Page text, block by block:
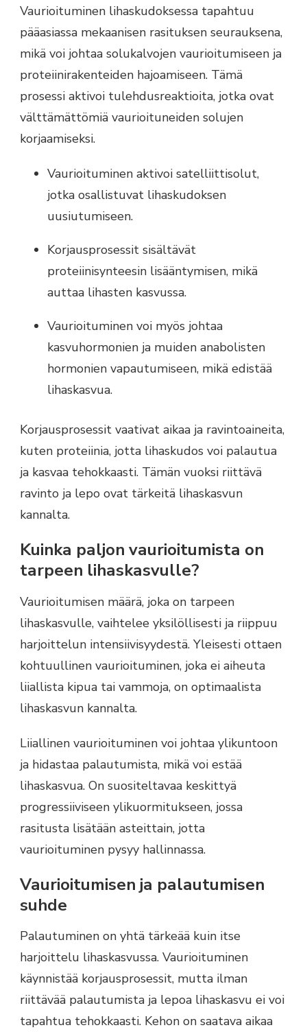
Vaurioituminen lihaskudoksessa tapahtuu
pääasiassa mekaanisen rasituksen seurauksena,
mikä voi johtaa solukalvojen vaurioitumiseen ja
proteiinirakenteiden hajoamiseen. Tämä
prosessi aktivoi tulehdusreaktioita, jotka ovat
välttämättömiä vaurioituneiden solujen
korjaamiseksi.
Vaurioituminen aktivoi satelliittisolut,
jotka osallistuvat lihaskudoksen
uusiutumiseen.
Korjausprosessit sisältävät
proteiinisynteesin lisääntymisen, mikä
auttaa lihasten kasvussa.
Vaurioituminen voi myös johtaa
kasvuhormonien ja muiden anabolisten
hormonien vapautumiseen, mikä edistää
lihaskasvua.
Korjausprosessit vaativat aikaa ja ravintoaineita,
kuten proteiinia, jotta lihaskudos voi palautua
ja kasvaa tehokkaasti. Tämän vuoksi riittävä
ravinto ja lepo ovat tärkeitä lihaskasvun
kannalta.
Kuinka paljon vaurioitumista on
tarpeen lihaskasvulle?
Vaurioitumisen määrä, joka on tarpeen
lihaskasvulle, vaihtelee yksilöllisesti ja riippuu
harjoittelun intensiivisyydestä. Yleisesti ottaen
kohtuullinen vaurioituminen, joka ei aiheuta
liiallista kipua tai vammoja, on optimaalista
lihaskasvun kannalta.
Liiallinen vaurioituminen voi johtaa ylikuntoon
ja hidastaa palautumista, mikä voi estää
lihaskasvua. On suositeltavaa keskittyä
progressiiviseen ylikuormitukseen, jossa
rasitusta lisätään asteittain, jotta
vaurioituminen pysyy hallinnassa.
Vaurioitumisen ja palautumisen
suhde
Palautuminen on yhtä tärkeää kuin itse
harjoittelu lihaskasvussa. Vaurioituminen
käynnistää korjausprosessit, mutta ilman
riittävää palautumista ja lepoa lihaskasvu ei voi
tapahtua tehokkaasti. Kehon on saatava aikaa